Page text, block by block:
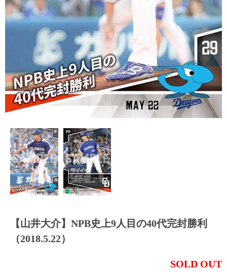
【山井大介】NPB史上9人目の40代完封勝利
（2018.5.22）
SOLD OUT